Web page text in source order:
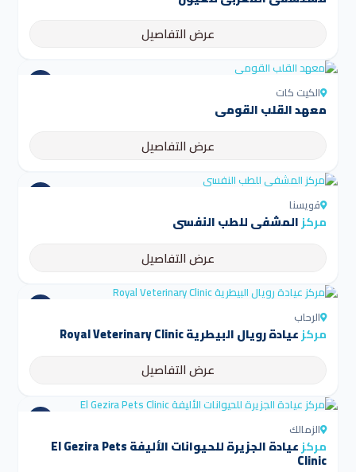
عرض التفاصيل
الكيت كات
معهد القلب القومي
عرض التفاصيل
قويسنا
مركزالمشفى للطب النفسي
عرض التفاصيل
الرحاب
مركزعيادة رويال البيطرية Royal Veterinary Clinic
عرض التفاصيل
الزمالك
مركز عيادة الجزيرة للحيوانات الأليفة El Gezira Pets
Clinic